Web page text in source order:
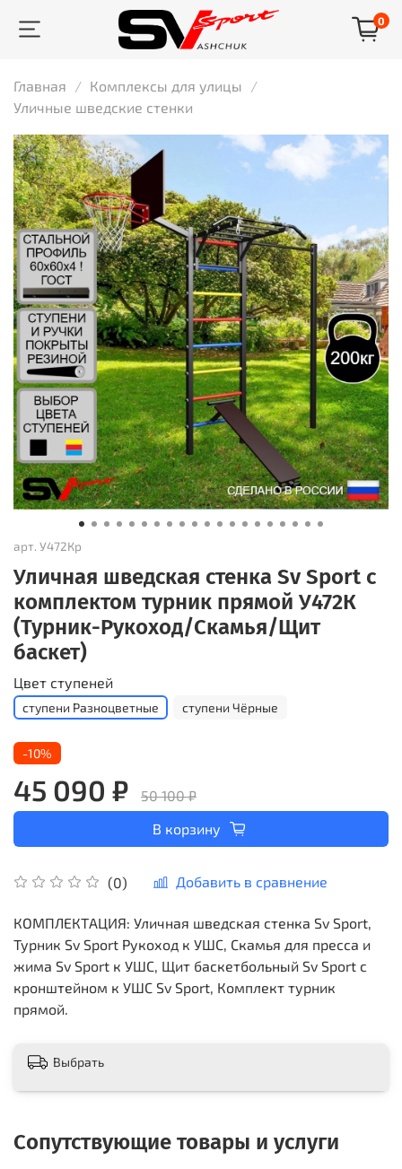
0
Главная
Комплексы для улицы
Уличные шведские стенки
арт. У472Кр
Уличная шведская стенка Sv Sport с
комплектом турник прямой У472К
(Турник-Рукоход/Скамья/Щит
баскет)
(0) Добавить в сравнение
Цвет ступеней
ступени Разноцветные ступени Чёрные
-10%
45 090 ₽
50 100 ₽
В корзину
КОМПЛЕКТАЦИЯ: Уличная шведская стенка Sv Sport,
Турник Sv Sport Рукоход к УШС, Скамья для пресса и
жима Sv Sport к УШС, Щит баскетбольный Sv Sport c
кронштейном к УШС Sv Sport, Комплект турник
прямой.
Выбрать
Сопутствующие товары и услуги